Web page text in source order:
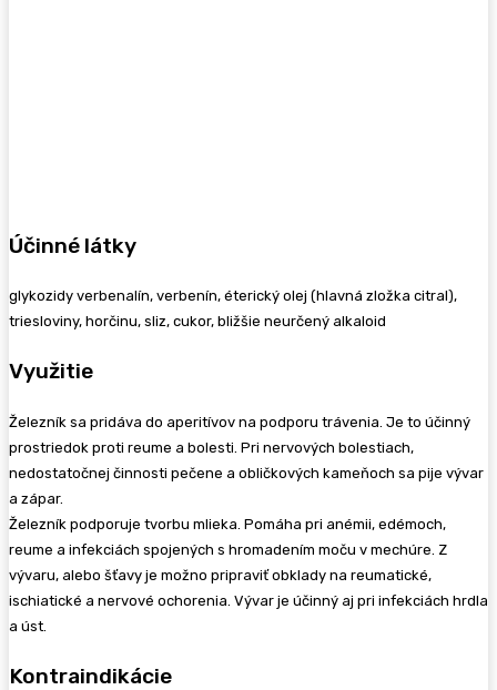
Účinné látky
glykozidy verbenalín, verbenín, éterický olej (hlavná zložka citral),
triesloviny, horčinu, sliz, cukor, bližšie neurčený alkaloid
Využitie
Železník sa pridáva do aperitívov na podporu trávenia. Je to účinný
prostriedok proti reume a bolesti. Pri nervových bolestiach,
nedostatočnej činnosti pečene a obličkových kameňoch sa pije vývar
a zápar.
Železník podporuje tvorbu mlieka. Pomáha pri anémii, edémoch,
reume a infekciách spojených s hromadením moču v mechúre. Z
vývaru, alebo šťavy je možno pripraviť obklady na reumatické,
ischiatické a nervové ochorenia. Vývar je účinný aj pri infekciách hrdla
a úst.
Kontraindikácie